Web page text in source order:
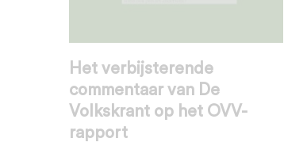
Het verbijsterende
commentaar van De
Volkskrant op het OVV-
rapport